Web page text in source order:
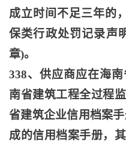
成立时间不足三年的
保类行政处罚记录声
章)。
338、供应商应在海
南省建筑工程全过程
省建筑企业信用档案
成的信用档案手册，